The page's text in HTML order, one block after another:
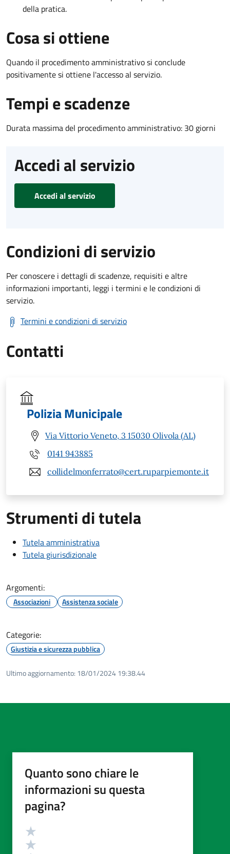
della pratica.
Cosa si ottiene
Quando il procedimento amministrativo si conclude
positivamente si ottiene l'accesso al servizio.
Tempi e scadenze
Durata massima del procedimento amministrativo: 30 giorni
Accedi al servizio
Accedi al servizio
Condizioni di servizio
Per conoscere i dettagli di scadenze, requisiti e altre
informazioni importanti, leggi i termini e le condizioni di
servizio.
Termini e condizioni di servizio
Contatti
Polizia Municipale
Via Vittorio Veneto, 3 15030 Olivola (AL)
0141 943885
collidelmonferrato@cert.ruparpiemonte.it
Strumenti di tutela
Tutela amministrativa
Tutela giurisdizionale
Argomenti:
Associazioni Assistenza sociale
Categorie:
Giustizia e sicurezza pubblica
Ultimo aggiornamento: 18/01/2024 19:38.44
Quanto sono chiare le
informazioni su questa
pagina?
Valutazione